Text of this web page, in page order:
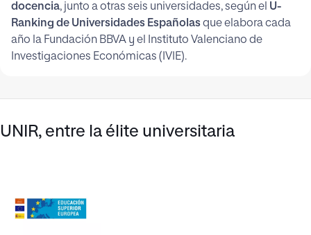
docencia, junto a otras seis universidades, según el U-
Ranking de Universidades Españolasque elabora cada
año la Fundación BBVA y el Instituto Valenciano de
Investigaciones Económicas (IVIE).
UNIR, entre la élite universitaria